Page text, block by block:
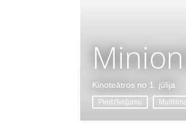
Kinoteātros no 1. jūlija
Piedzīvojumu